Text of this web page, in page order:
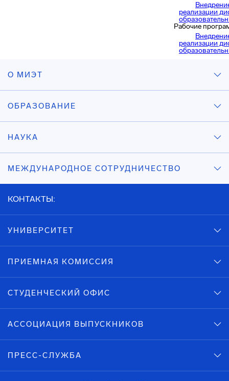
реализации
Рабочие
реализации
О МИЭТ
ОБРАЗОВАНИЕ
НАУКА
МЕЖДУНАРОДНОЕ СОТРУДНИЧЕСТВО
КОНТАКТЫ:
УНИВЕРСИТЕТ
ПРИЕМНАЯ КОМИССИЯ
СТУДЕНЧЕСКИЙ ОФИС
АССОЦИАЦИЯ ВЫПУСКНИКОВ
ПРЕСС-СЛУЖБА